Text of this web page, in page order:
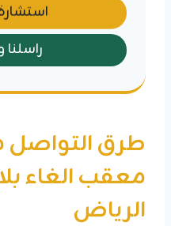
طرق
معقب الغاء
الرياض